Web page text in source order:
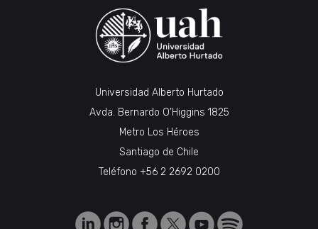
Universidad Alberto Hurtado
Avda. Bernardo O’Higgins 1825
Metro Los Héroes
Santiago de Chile
Teléfono +56 2 2692 0200